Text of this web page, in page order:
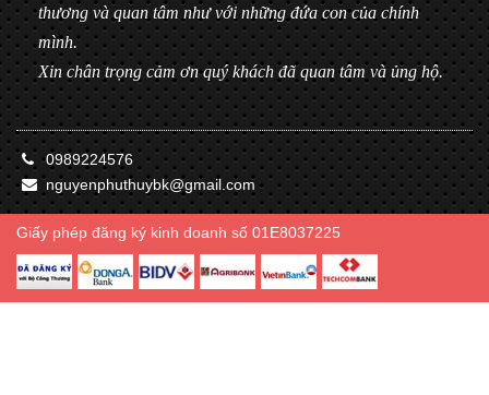
thương và quan tâm như với những đứa con của chính
mình.
Xin chân trọng cảm ơn quý khách đã quan tâm và ủng hộ.
0989224576
nguyenphuthuybk@gmail.com
Giấy phép đăng ký kinh doanh số 01E8037225